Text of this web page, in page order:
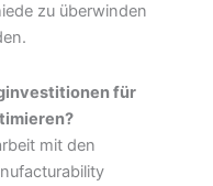
zu überwinden
für
mit den